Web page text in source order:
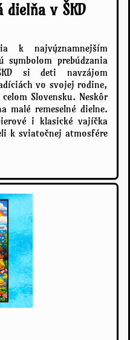
v ŠKD
k najvýznamnejším
prebúdzania
si deti navzájom
vo svojej rodine,
Slovensku. Neskôr
malé remeselné dielne.
i klasické vajíčka
k sviatočnej atmosfére